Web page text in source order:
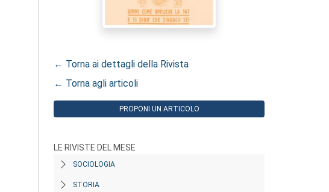
← Torna ai dettagli della Rivista
← Torna agli articoli
PROPONI UN ARTICOLO
LE RIVISTE DEL MESE
SOCIOLOGIA
STORIA